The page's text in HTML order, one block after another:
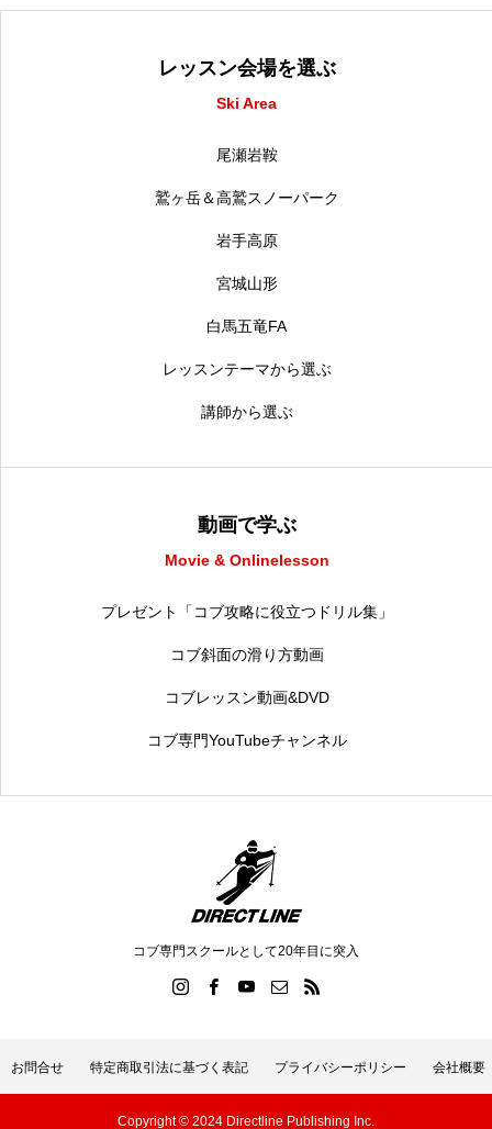
レッスン会場を選ぶ
Ski Area
尾瀬岩鞍
鷲ヶ岳＆高鷲スノーパーク
岩手高原
宮城山形
白馬五竜FA
レッスンテーマから選ぶ
講師から選ぶ
動画で学ぶ
Movie & Onlinelesson
プレゼント「コブ攻略に役立つドリル集」
コブ斜面の滑り方動画
コブレッスン動画&DVD
コブ専門YouTubeチャンネル
コブ専門スクールとして20年目に突入
お問合せ 特定商取引法に基づく表記 プライバシーポリシー 会社概要
Copyright © 2024 Directline Publishing Inc.